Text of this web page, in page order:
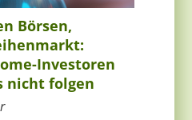
Börsen,
Investoren
nicht folgen